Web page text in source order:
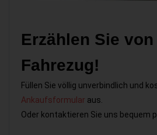
Erzählen Sie
Fahrezug!
Füllen Sie völlig unverbindlich und
Ankaufsformular aus.
Oder kontaktieren Sie uns bequem